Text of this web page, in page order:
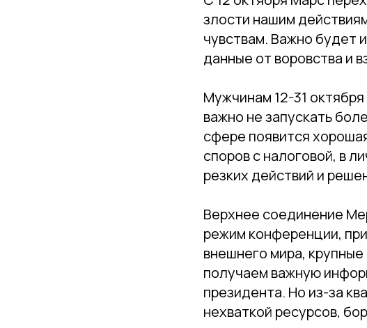
злости нашим
чувствам. Важно будет
данные от воровства и
Мужчинам 12-31
важно не запускать
сфере появится
споров с налоговой, в
резких действий и
Верхнее соединение
режим конференции,
внешнего мира,
получаем важную
президента. Но из-за
нехваткой ресурсов,